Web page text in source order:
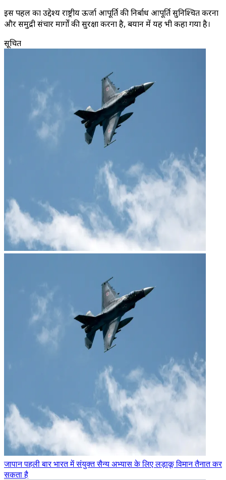
इस पहल का उद्देश्य राष्ट्रीय ऊर्जा आपूर्ति की निर्बाध आपूर्ति सुनिश्चित करना
और समुद्री संचार मार्गों की सुरक्षा करना है, बयान में यह भी कहा गया है।
सूचित
जापान पहली बार भारत में संयुक्त सैन्य अभ्यास के लिए लड़ाकू विमान तैनात कर
सकता है